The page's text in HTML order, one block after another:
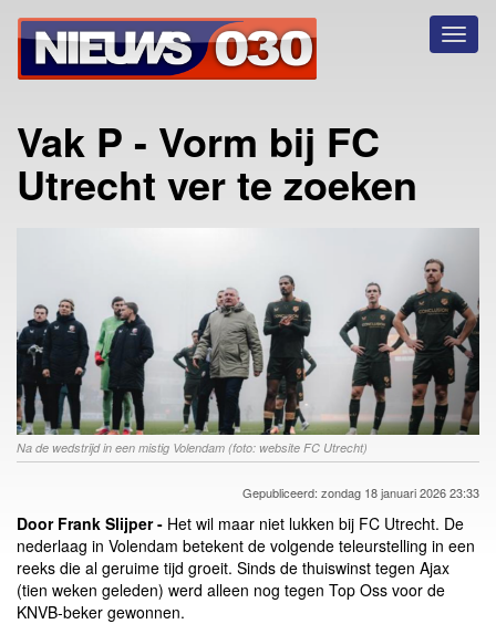
Vak P - Vorm bij FC
Utrecht ver te zoeken
Na de wedstrijd in een mistig Volendam (foto: website FC Utrecht)
Gepubliceerd: zondag 18 januari 2026 23:33
Door Frank Slijper - Het wil maar niet lukken bij FC Utrecht. De
nederlaag in Volendam betekent de volgende teleurstelling in een
reeks die al geruime tijd groeit. Sinds de thuiswinst tegen Ajax
(tien weken geleden) werd alleen nog tegen Top Oss voor de
KNVB-beker gewonnen.